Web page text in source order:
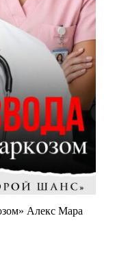
Алекс Мара